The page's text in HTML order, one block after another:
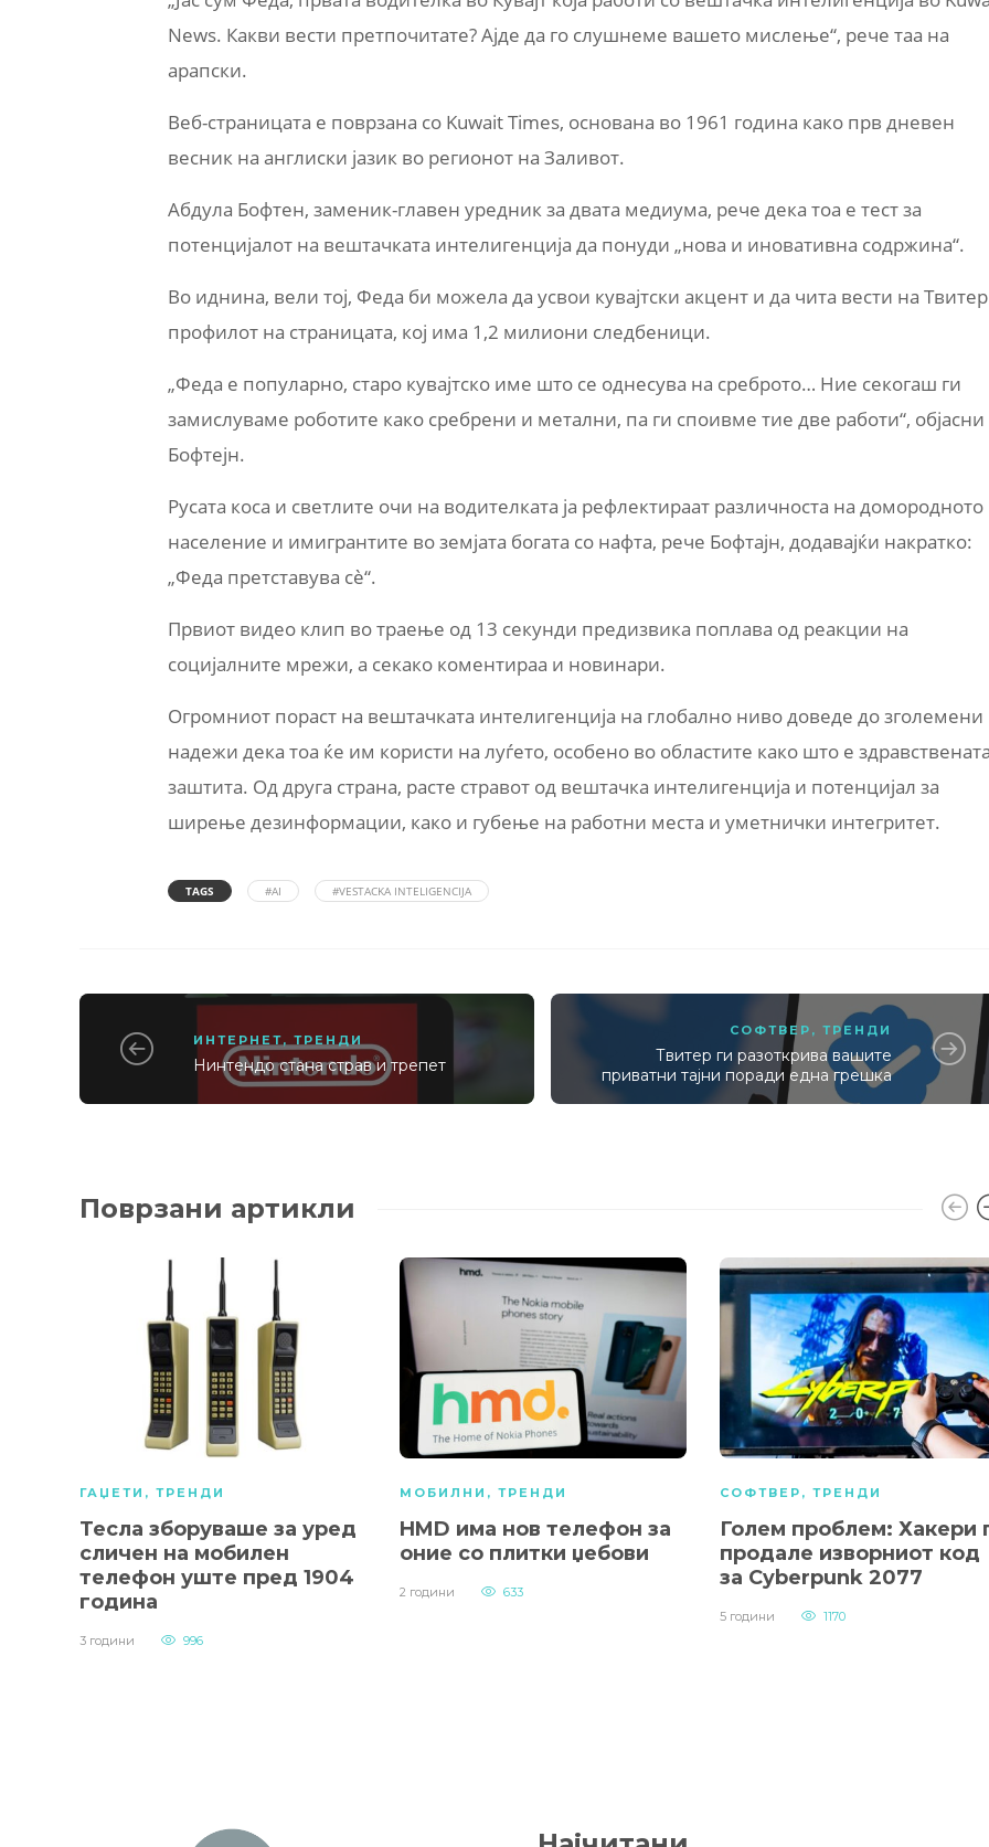
News. Какви вести претпочитате? Ајде да го слушнеме вашето мислење“, рече таа на
арапски.
Веб-страницата е поврзана со Kuwait Times, основана во 1961 година како прв дневен
весник на англиски јазик во регионот на Заливот.
Абдула Бофтен, заменик-главен уредник за двата медиума, рече дека тоа е тест за
потенцијалот на вештачката интелигенција да понуди „нова и иновативна содржина“.
Во иднина, вели тој, Феда би можела да усвои кувајтски акцент и да чита вести на Твитер
профилот на страницата, кој има 1,2 милиони следбеници.
„Феда е популарно, старо кувајтско име што се однесува на среброто… Ние секогаш ги
замислуваме роботите како сребрени и метални, па ги споивме тие две работи“, објасни
Бофтејн.
Русата коса и светлите очи на водителката ја рефлектираат различноста на домородното
население и имигрантите во земјата богата со нафта, рече Бофтајн, додавајќи накратко:
„Феда претставува сè“.
Првиот видео клип во траење од 13 секунди предизвика поплава од реакции на
социјалните мрежи, а секако коментираа и новинари.
Огромниот пораст на вештачката интелигенција на глобално ниво доведе до зголемени
надежи дека тоа ќе им користи на луѓето, особено во областите како што е
заштита. Од друга страна, расте стравот од вештачка интелигенција и потенцијал за
ширење дезинформации, како и губење на работни места и уметнички интегритет.
TAGS #AI #VESTACKA INTELIGENCIJA
ИНТЕРНЕТ,ТРЕНДИ
Нинтендо стана страв и трепет
СОФТВЕР ,ТРЕНДИ
Твитер ги разоткрива вашите
приватни тајни поради една грешка
Поврзани артикли
ГАЏЕТИ , ТРЕНДИ
Тесла зборуваше за уред
сличен на мобилен
телефон уште пред 1904
година
3 години 996
МОБИЛНИ , ТРЕНДИ
HMD има нов телефон за
оние со плитки џебови
2 години 633
СОФТВЕР , ТРЕНДИ
Голем проблем: Хакери
продале изворниот код
за Cyberpunk 2077
5 години 1170